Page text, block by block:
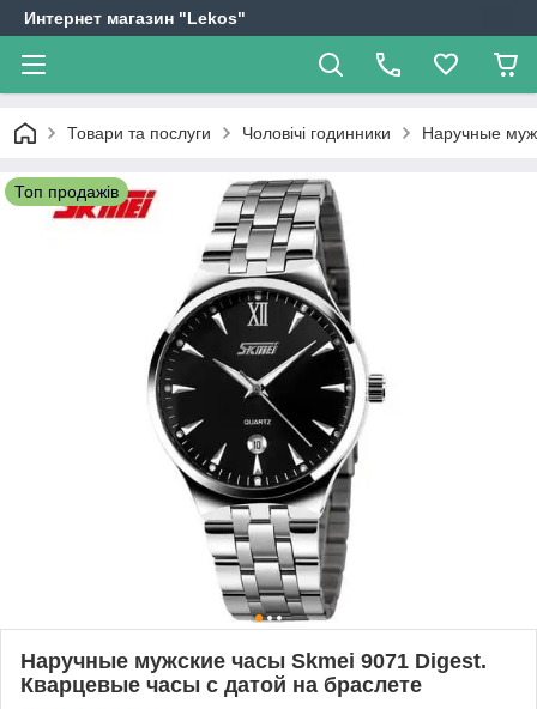
Интернет магазин "Lekos"
Товари та послуги Чоловічі годинники Наручные
Топ продажів
Наручные мужские часы Skmei 9071 Digest.
Кварцевые часы с датой на браслете